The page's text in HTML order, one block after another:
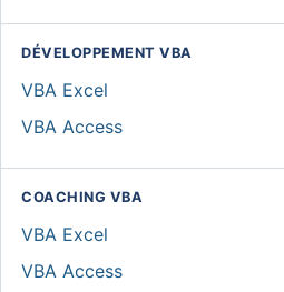
DÉVELOPPEMENT VBA
VBA Excel
VBA Access
COACHING VBA
VBA Excel
VBA Access